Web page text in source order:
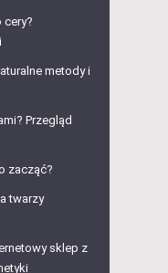
cery?
metody i
Przegląd
zacząć?
twarzy
sklep z